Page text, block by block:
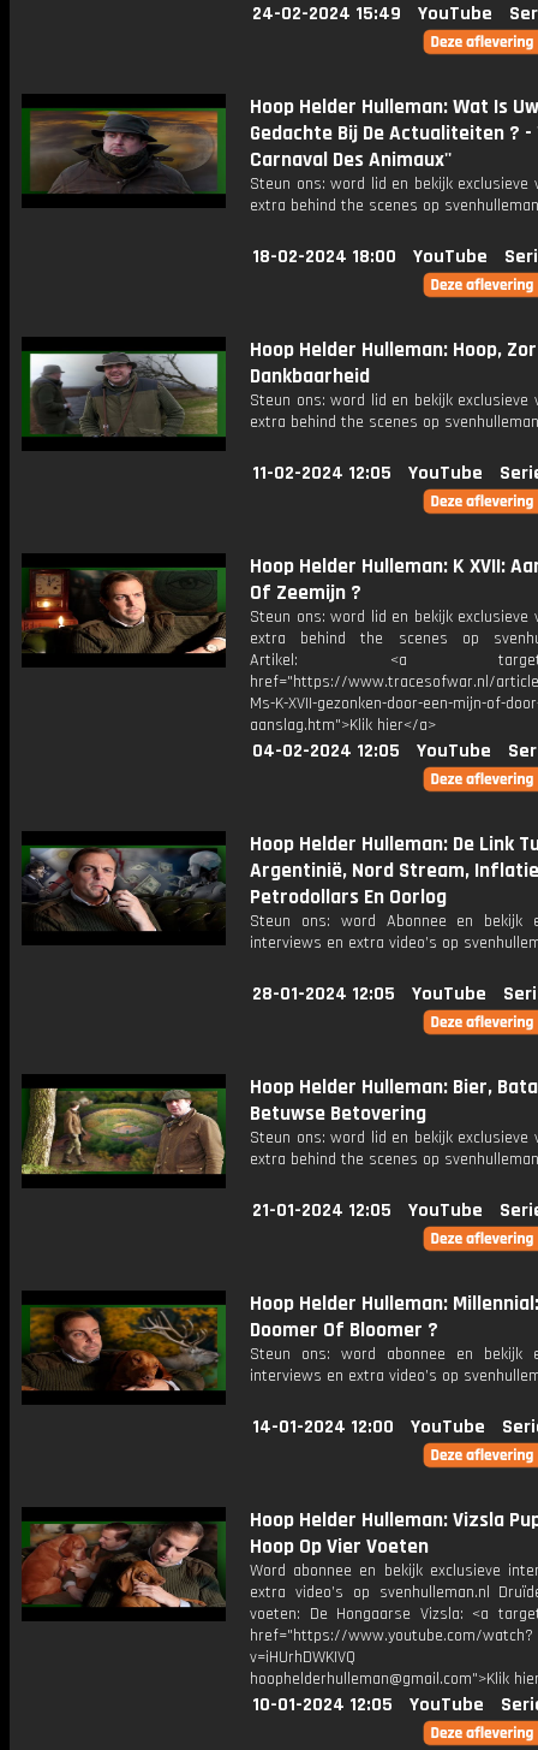
24-02-2024 15:49 YouTube
Hoop Helder Hulleman: Wat Is Uw
Gedachte Bij De Actualiteiten ? -
Carnaval Des Animaux''
Steun ons: word lid en bekijk exclusieve
extra behind the scenes op
18-02-2024 18:00 YouTube
Hoop Helder Hulleman: Hoop,
Dankbaarheid
Steun ons: word lid en bekijk exclusieve
extra behind the scenes op
11-02-2024 12:05 YouTube
Hoop Helder Hulleman: K XVII:
Of Zeemijn ?
Steun ons: word lid en bekijk exclusieve
extra behind the scenes op
Artikel: <a
href="https://www.tracesofwar.nl/
Ms-K-XVII-gezonken-door-een-mijn-of-
aanslag.htm">Klik hier</a>
04-02-2024 12:05 YouTube
Hoop Helder Hulleman: De Link
Argentinië, Nord Stream,
Petrodollars En Oorlog
Steun ons: word Abonnee en bekijk
interviews en extra video’s op
28-01-2024 12:05 YouTube
Hoop Helder Hulleman: Bier,
Betuwse Betovering
Steun ons: word lid en bekijk exclusieve
extra behind the scenes op
21-01-2024 12:05 YouTube
Hoop Helder Hulleman: Millennial:
Doomer Of Bloomer ?
Steun ons: word abonnee en bekijk
interviews en extra video’s op
14-01-2024 12:00 YouTube
Hoop Helder Hulleman: Vizsla
Hoop Op Vier Voeten
Word abonnee en bekijk exclusieve
extra video’s op svenhulleman.nl
voeten: De Hongaarse Vizsla: <a
href="https://www.youtube.com/watch?
v=iHUrhDWKIVQ
hoophelderhulleman@gmail.com">Klik
10-01-2024 12:05 YouTube